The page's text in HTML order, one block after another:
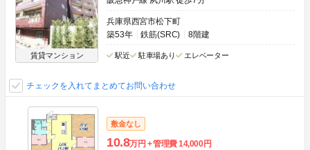
賃貸マンション
兵庫県西宮市松下町
築53年
鉄筋(SRC) 8階建
駅近 駐車場あり エレベーター
チェックを入れてまとめてお問い合わせ
敷金なし
10.8万円 管理費14,000円